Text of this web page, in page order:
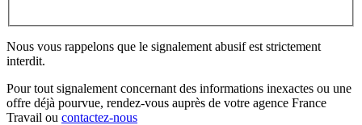
Nous vous rappelons que le signalement abusif est strictement
interdit.
Pour tout signalement concernant des informations inexactes ou une
offre déjà pourvue, rendez-vous auprès de votre agence France
Travail ou contactez-nous